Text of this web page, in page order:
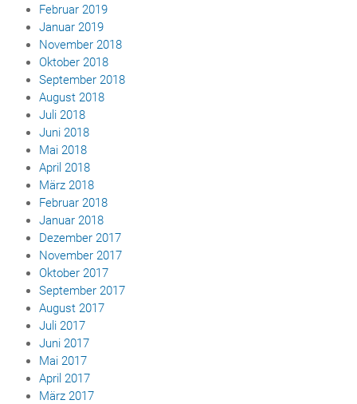
Februar 2019
Januar 2019
November 2018
Oktober 2018
September 2018
August 2018
Juli 2018
Juni 2018
Mai 2018
April 2018
März 2018
Februar 2018
Januar 2018
Dezember 2017
November 2017
Oktober 2017
September 2017
August 2017
Juli 2017
Juni 2017
Mai 2017
April 2017
März 2017